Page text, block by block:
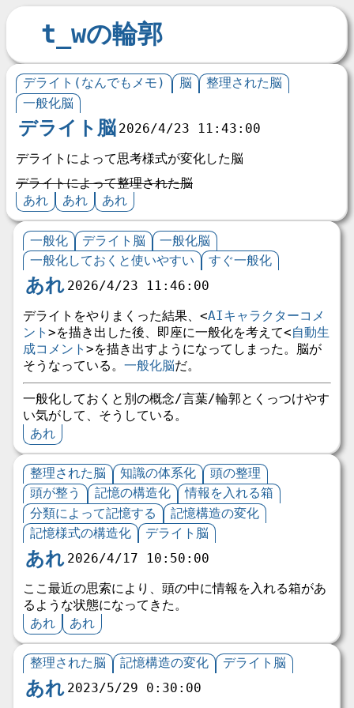
t_wの輪郭
デライト(なんでもメモ) 脳
整理された脳
一般化脳
デライト脳 2026/4/23 11:43:00
デライトによって思考様式が変化した脳
デライトによって整理された脳
あれ
あれ あれ
一般化 デライト脳
一般化脳
一般化しておくと使いやすい
すぐ一般化
あれ 2026/4/23 11:46:00
デライトをやりまくった結果、<AIキャラクターコメ
ント >を描き出した後、即座に一般化を考えて<自動生
成コメント >を描き出すようになってしまった。脳が
そうなっている。 一般化脳だ。
一般化しておくと別の概念/言葉/輪郭とくっつけやす
い気がして、そうしている。
あれ
整理された脳 知識の体系化
頭の整理
頭が整う
記憶の構造化
情報を入れる箱
分類によって記憶する
記憶構造の変化
記憶様式の構造化
デライト脳
あれ 2026/4/17 10:50:00
ここ最近の思索により、頭の中に情報を入れる箱があ
るような状態になってきた。
あれ
あれ
整理された脳 記憶構造の変化 デライト脳
あれ 2023/5/29 0:30:00